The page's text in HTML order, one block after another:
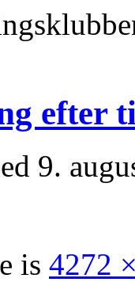
efter
9.
is 4272